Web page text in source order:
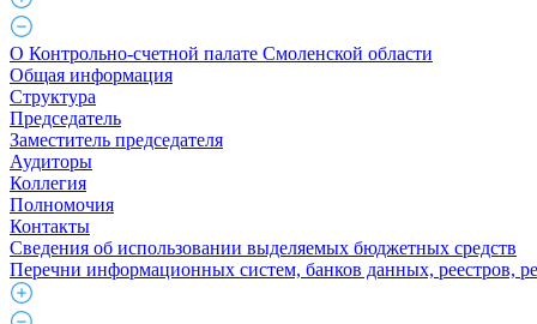
О Контрольно-счетной палате Смоленской области
Общая информация
Структура
Председатель
Заместитель председателя
Аудиторы
Коллегия
Полномочия
Контакты
Сведения об использовании выделяемых бюджетных средств
Перечни информационных систем, банков данных, реестров,